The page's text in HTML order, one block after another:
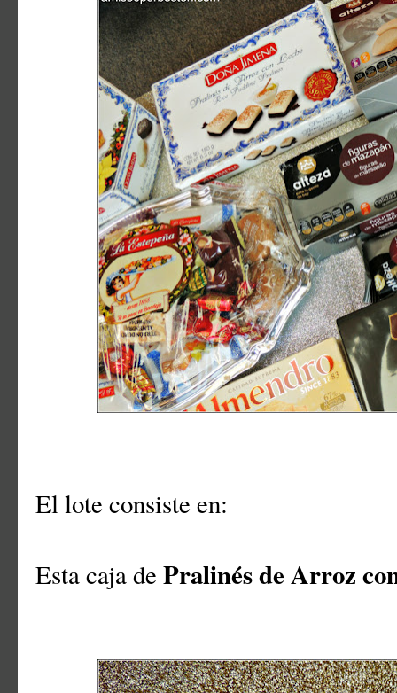
El lote consiste en:
Esta caja de Pralinés de Arroz